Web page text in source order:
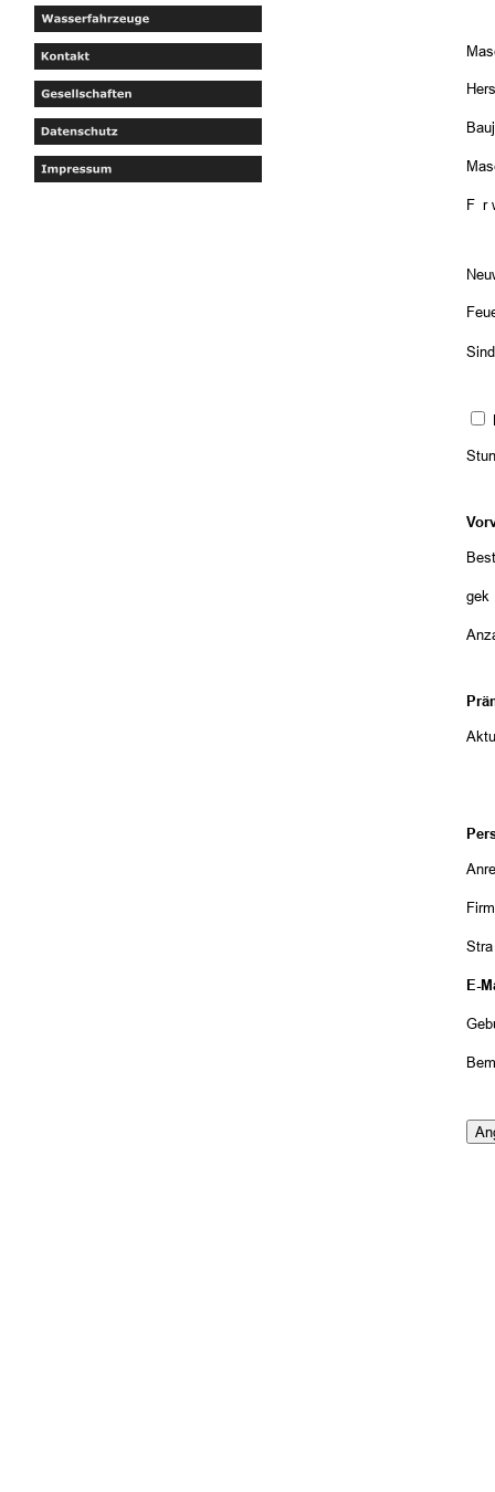
Für
E-